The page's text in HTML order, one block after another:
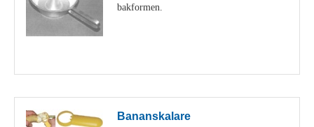
bakformen.
Bananskalare